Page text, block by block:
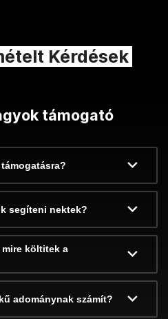
Kérdések
támogató
segíteni nektek?
költitek a
adománynak számít?